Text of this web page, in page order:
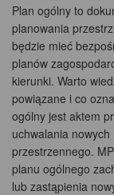
Plan ogólny to
planowania
będzie mieć
planów
kierunki. Warto
powiązane i co
ogólny jest aktem
uchwalania
przestrzennego.
planu ogólnego
lub zastąpienia